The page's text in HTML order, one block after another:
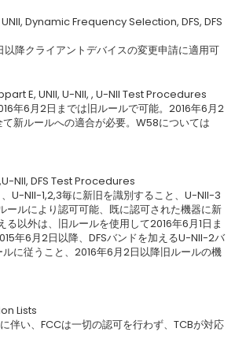
UNII, Dynamic Frequency Selection, DFS, DFS
降クライアントデバイスの変更申請に適用可
E, UNII, U-NII, , U-NII Test Procedures
年6月2日までは旧ルールで可能。2016年6月2
新ルールへの適合が必要。W58については
NII, DFS Test Procedures
U-NII-1,2,3毎に新旧を識別すること、U-NII-3
ールにより認可可能、既に認可された機器に新
以外は、旧ルールを使用して2016年6月1日ま
年6月2日以降、DFSバンドを加えるU-NII-2バ
に従うこと、2016年6月2日以降旧ルールの機
Lists
伴い、FCCは一切の認可を行わず、TCBが対応